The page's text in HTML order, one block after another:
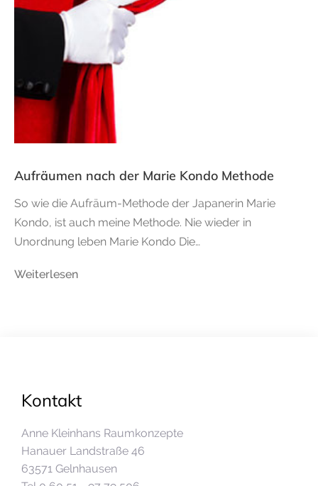
Aufräumen nach der Marie Kondo Methode
So wie die Aufräum-Methode der Japanerin Marie
Kondo, ist auch meine Methode. Nie wieder in
Unordnung leben Marie Kondo Die…
Weiterlesen
Kontakt
Anne Kleinhans Raumkonzepte
Hanauer Landstraße 46
63571 Gelnhausen